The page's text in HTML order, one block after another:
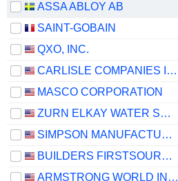
ASSA ABLOY AB
SAINT-GOBAIN
QXO, INC.
CARLISLE COMPANIES INCORPORATED
MASCO CORPORATION
ZURN ELKAY WATER SOLUTIONS CORPORATION
SIMPSON MANUFACTURING CO., INC.
BUILDERS FIRSTSOURCE, INC.
ARMSTRONG WORLD INDUSTRIES, INC.